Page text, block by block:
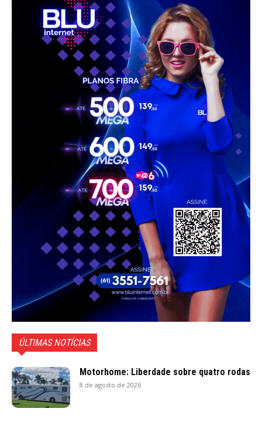
ÚLTIMAS NOTÍCIAS
Motorhome: Liberdade sobre quatro rodas
8 de agosto de 2026